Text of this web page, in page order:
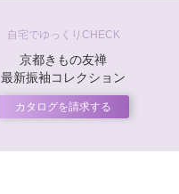
自宅でゆっくりCHECK
京都きもの友禅
最新振袖コレクション
カタログを請求する